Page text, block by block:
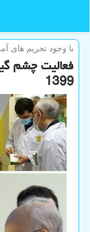
با وجود تحریم های
فعالیت چشم
1399